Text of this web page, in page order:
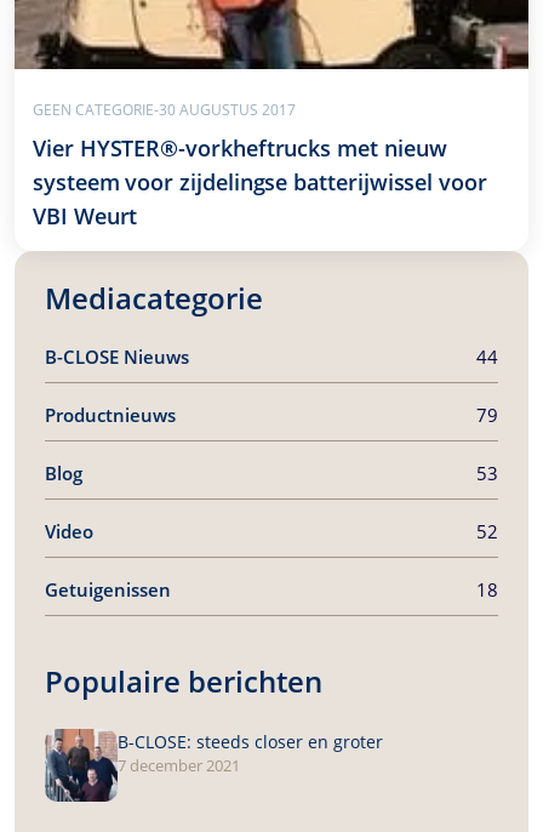
Mediacategorie
B-CLOSE Nieuws 44
Productnieuws 79
Blog 53
Video 52
Getuigenissen 18
Populaire berichten
B-CLOSE: steeds closer en groter
7 december 2021
GEEN CATEGORIE-30 AUGUSTUS 2017
Vier HYSTER®-vorkheftrucks met nieuw
systeem voor zijdelingse batterijwissel voor
VBI Weurt